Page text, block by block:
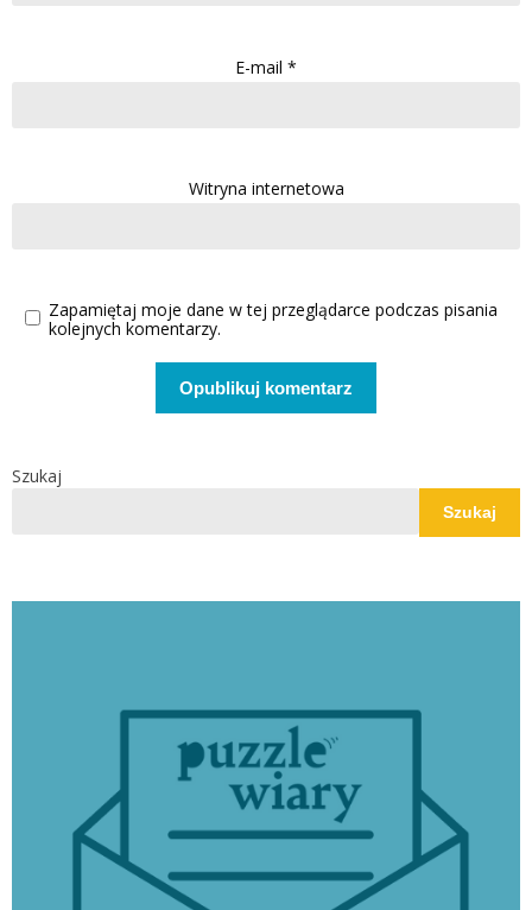
E-mail *
Witryna internetowa
Zapamiętaj moje dane w tej przeglądarce podczas pisania
kolejnych komentarzy.
Szukaj
Szukaj